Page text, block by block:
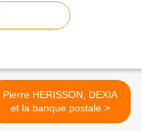
Pierre HERISSON, DEXIA
et la banque postale >